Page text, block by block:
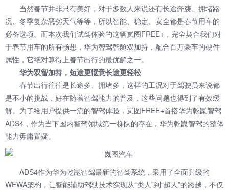
当然春节并非只有美好，对于多数人来说还有长途奔袭、拥堵路
况、冬季复杂恶劣天气等等，所以智能、稳定、安全都是春节用车的
必备选项。而本次我们试驾体验的这辆岚图FREE+，完全契合我们对
于春节用车的所有畅想，华为智驾智舱双加持，配合百万豪车的硬件
属性，它绝对算得上春节出行的最优解之一。
华为双智加持，短途更惬意长途更轻松
春节出行往往是长途多、拥堵多，这样的工况对于驾驶员来说都
是不小的挑战，好在随着智驾能力的普及，这些问题也得到了有效缓
解。为了给用户提供一流的智驾体验，岚图FREE+首搭华为乾崑智驾
ADS4，作为当下国内智驾领域第一梯队的存在，华为乾崑智驾的整体
能力毋庸置疑。
ADS4作为华为乾崑智驾最新的智驾系统，采用了全面升级的
WEWA架构，让智能辅助驾驶技术实现从“类人”到“超人”的跨越，不仅